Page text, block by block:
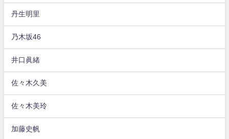
丹生明里
乃木坂46
井口眞緒
佐々木久美
佐々木美玲
加藤史帆